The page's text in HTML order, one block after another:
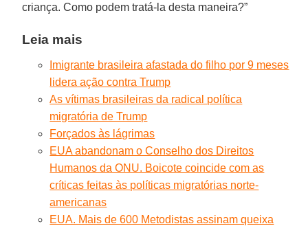
criança. Como podem tratá-la desta maneira?”
Leia mais
Imigrante brasileira afastada do filho por 9 meses
lidera ação contra Trump
As vítimas brasileiras da radical política
migratória de Trump
Forçados às lágrimas
EUA abandonam o Conselho dos Direitos
Humanos da ONU. Boicote coincide com as
críticas feitas às políticas migratórias norte-
americanas
EUA. Mais de 600 Metodistas assinam queixa